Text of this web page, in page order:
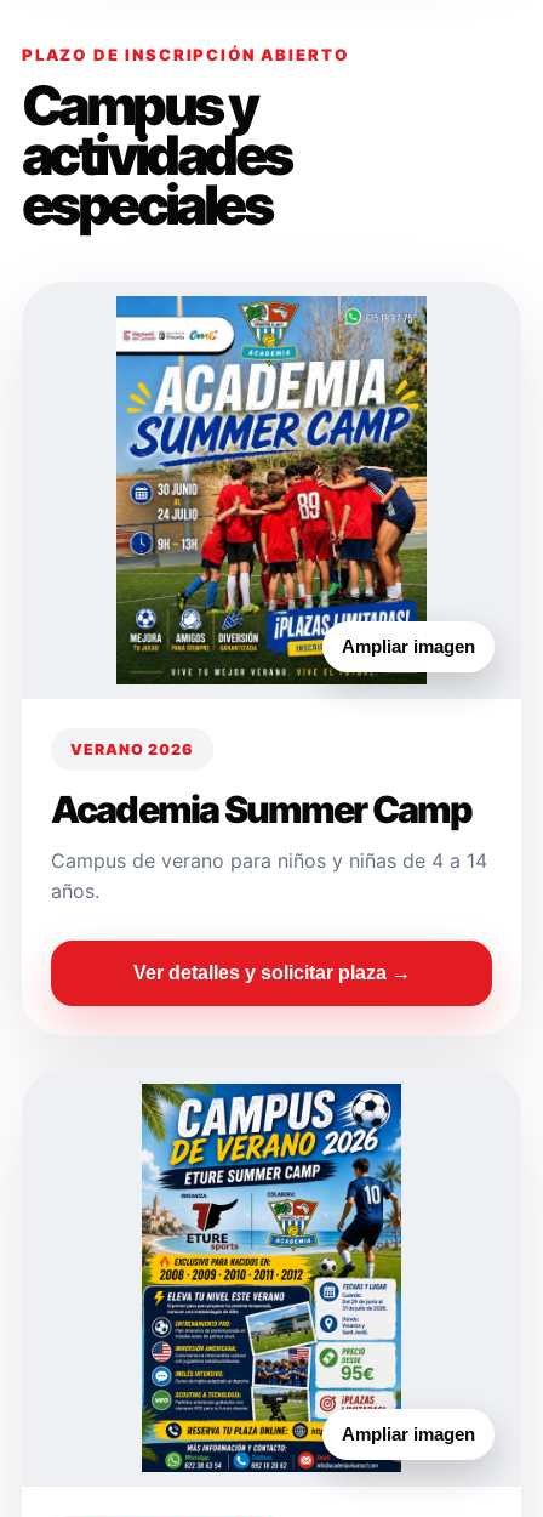
PLAZO DE INSCRIPCIÓN ABIERTO
Campus y
actividades
especiales
Ampliar imagen
VERANO 2026
Academia Summer Camp
Campus de verano para niños y niñas de 4 a 14
años.
Ver detalles y solicitar plaza →
Ampliar imagen